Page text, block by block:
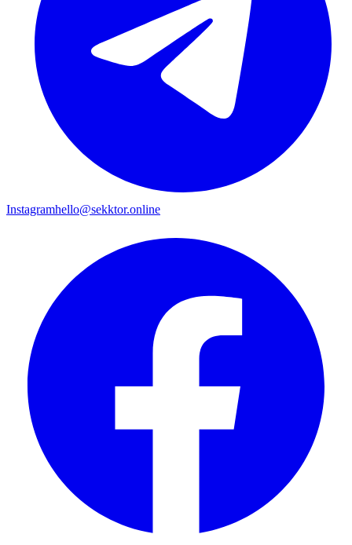
Instagramhello@sekktor.online